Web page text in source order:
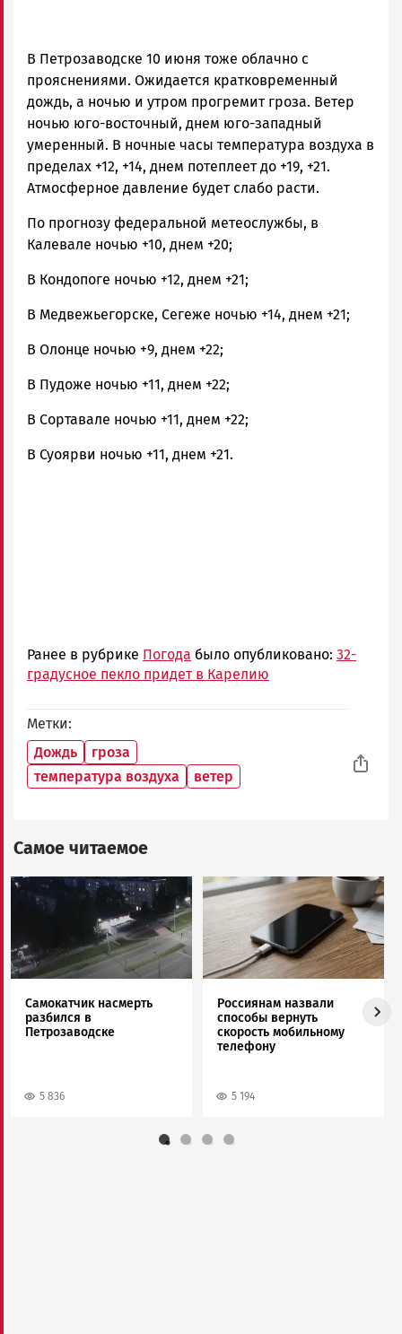
В Петрозаводске 10 июня тоже облачно с
прояснениями. Ожидается кратковременный
дождь, а ночью и утром прогремит гроза. Ветер
ночью юго-восточный, днем юго-западный
умеренный. В ночные часы температура воздуха в
пределах +12, +14, днем потеплеет до +19, +21.
Атмосферное давление будет слабо расти.
По прогнозу федеральной метеослужбы, в
Калевале ночью +10, днем +20;
В Кондопоге ночью +12, днем +21;
В Медвежьегорске, Сегеже ночью +14, днем +21;
В Олонце ночью +9, днем +22;
В Пудоже ночью +11, днем +22;
В Сортавале ночью +11, днем +22;
В Суоярви ночью +11, днем +21.
Ранее в рубрике Погода было опубликовано: 32-
градусное пекло придет в Карелию
Метки
Дождь
гроза
температура воздуха
ветер
Самое читаемое
Image
Самокатчик насмерть
разбился в
Петрозаводске
5 836
Image
Россиянам назвали
способы вернуть
скорость мобильному
телефону
5 194